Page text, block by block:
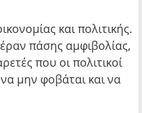
και πολιτικής.
πάσης αμφιβολίας,
που οι πολιτικοί
μην φοβάται και να